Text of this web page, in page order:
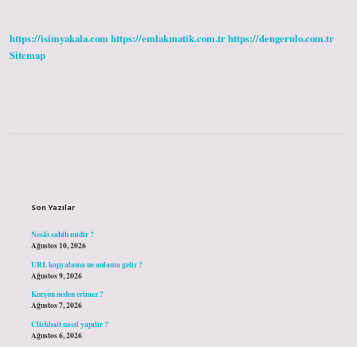
https://isimyakala.comhttps://emlakmatik.com.trhttps://dengerulo.com.tr
Sitemap
Son Yazılar
Nesâî sahih midir ?
Ağustos 10, 2026
URL kopyalama ne anlama gelir ?
Ağustos 9, 2026
Kurşun neden erimez ?
Ağustos 7, 2026
Clickbait nasıl yapılır ?
Ağustos 6, 2026